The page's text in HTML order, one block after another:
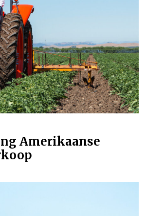
Amerikaanse